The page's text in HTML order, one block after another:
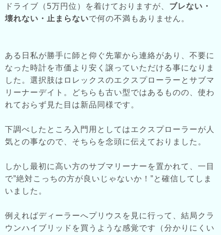
ドライブ（5万円位）を着けておりますが、 ブレない・
壊れない・止まらないで何の不満もありません。
ある日私が勝手に師と仰ぐ先輩から連絡があり、不要に
なった時計を市価より安く譲っていただける事になりま
した。選択肢はロレックスのエクスプローラーとサブマ
リーナーデイト。どちらも古い型ではあるものの、使わ
れておらず見た目は新品同様です。
下調べしたところ入門用としてはエクスプローラーが人
気との事なので、そちらを念頭に伝えておりました。
しかし最初に高い方のサブマリーナーを置かれて、一目
で”絶対こっちの方が良いじゃないか！”と確信してしま
いました。
例えればディーラーへプリウスを見に行って、結局クラ
ウンハイブリッドを買うような感覚です（分かりにくい